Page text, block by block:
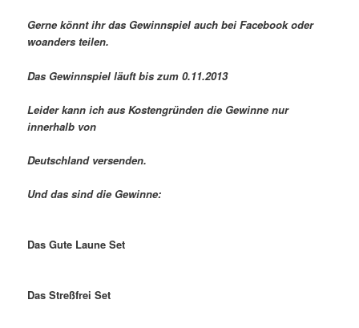
Gerne könnt ihr das Gewinnspiel auch bei Facebook oder
woanders teilen.
Das Gewinnspiel läuft bis zum 0.11.2013
Leider kann ich aus Kostengründen die Gewinne nur
innerhalb von
Deutschland versenden.
Und das sind die Gewinne:
Das Gute Laune Set
Das Streßfrei Set